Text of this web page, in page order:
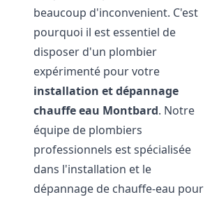
beaucoup d'inconvenient. C'est
pourquoi il est essentiel de
disposer d'un plombier
expérimenté pour votre
installation et dépannage
chauffe eau Montbard. Notre
équipe de plombiers
professionnels est spécialisée
dans l'installation et le
dépannage de chauffe-eau pour